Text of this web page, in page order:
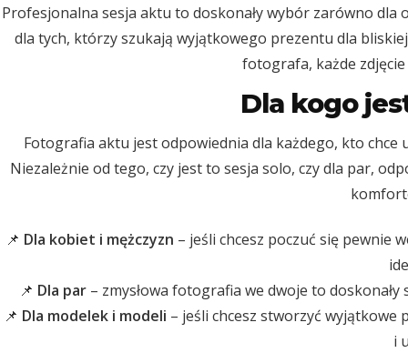
Profesjonalna sesja aktu to doskonały wybór zarówno
dla tych, którzy szukają wyjątkowego prezentu dla
fotografa, każde
Dla kogo
Fotografia aktu jest odpowiednia dla każdego, kto chce
Niezależnie od tego, czy jest to sesja solo, czy dla par,
📌 Dla kobiet i mężczyzn – jeśli chcesz poczuć się pewnie
📌 Dla par– zmysłowa fotografia we dwoje to
📌 Dla modelek i modeli – jeśli chcesz stworzyć
i